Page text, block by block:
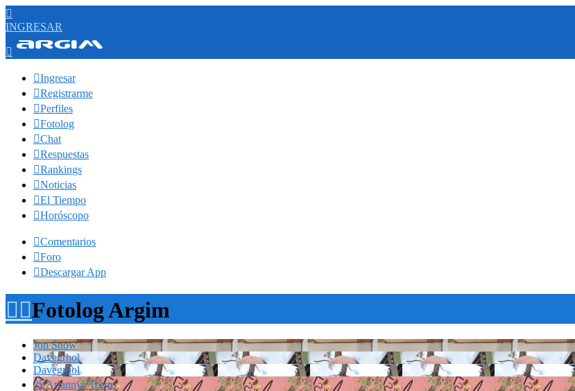

INGRESAR

Ingresar
Registrarme
Perfiles
Fotolog
Chat
Respuestas
Rankings
Noticias
El Tiempo
Horóscopo
Comentarios
Foro
Descargar App
Fotolog Argim
Jon Snow
Davegrhol
Davegrhol
3Ariannys Torres